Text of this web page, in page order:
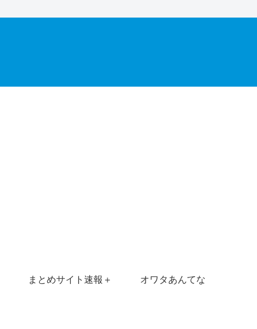
まとめサイト速報＋ オワタあんてな